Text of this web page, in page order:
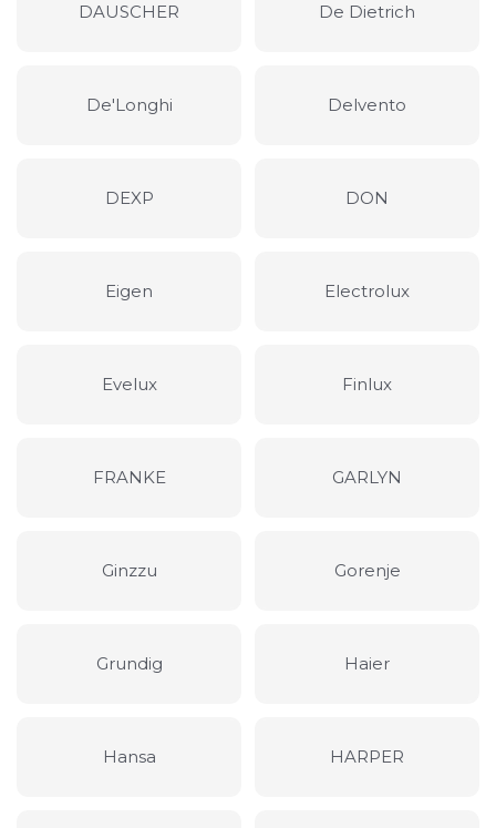
DAUSCHER De Dietrich
De'Longhi Delvento
DEXP DON
Eigen Electrolux
Evelux Finlux
FRANKE GARLYN
Ginzzu Gorenje
Grundig Haier
Hansa HARPER